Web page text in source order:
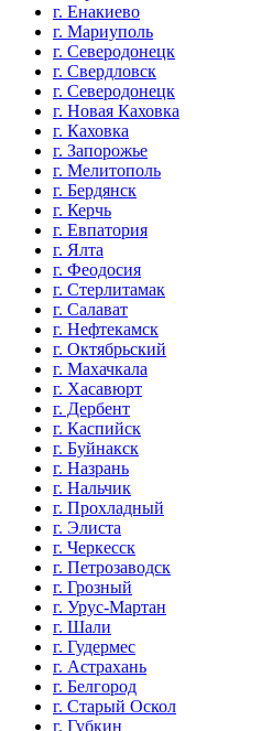
г. Енакиево
г. Мариуполь
г. Северодонецк
г. Свердловск
г. Северодонецк
г. Новая Каховка
г. Каховка
г. Запорожье
г. Мелитополь
г. Бердянск
г. Керчь
г. Евпатория
г. Ялта
г. Феодосия
г. Стерлитамак
г. Салават
г. Нефтекамск
г. Октябрьский
г. Махачкала
г. Хасавюрт
г. Дербент
г. Каспийск
г. Буйнакск
г. Назрань
г. Нальчик
г. Прохладный
г. Элиста
г. Черкесск
г. Петрозаводск
г. Грозный
г. Урус-Мартан
г. Шали
г. Гудермес
г. Астрахань
г. Белгород
г. Старый Оскол
г. Губкин